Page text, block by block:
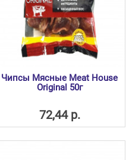
Чипсы Мясные Meat House
Original 50г
72,44 р.